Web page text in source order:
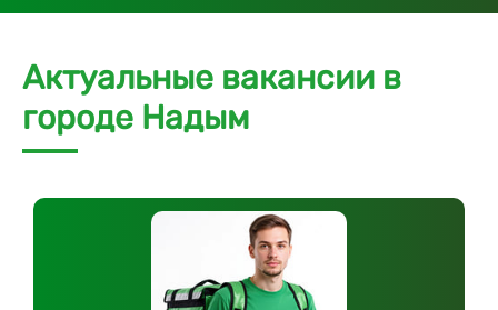
Актуальные вакансии в
городе Надым